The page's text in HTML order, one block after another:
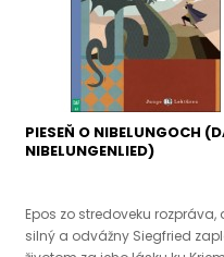
PIESEŇ O NIBELUNGOCH
NIBELUNGENLIED)
Epos zo stredoveku rozpráva,
silný a odvážny Siegfried